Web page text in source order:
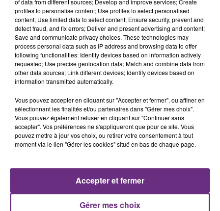
nucléaire ardennaise est à l'arrêt. Une situation
justifiée par la sécheresse intense qui est toujours
présente.
10h16
LE MAGASIN JOUÉCLUB DE REIMS FERME
SES PORTES
C'était l'une des institutions du centre-ville
rémois. Le magasin JouéClub est contraint de
fermer ses portes.
TITRES DIFFUSÉS
22h11
22h11
of data from different sources; Develop and improve services; Create
profiles to personalise content; Use profiles to select personalised
content; Use limited data to select content; Ensure security, prevent and
detect fraud, and fix errors; Deliver and present advertising and content;
Save and communicate privacy choices. These technologies may
process personal data such as IP address and browsing data to offer
following functionalities: Identify devices based on information actively
requested; Use precise geolocation data; Match and combine data from
other data sources; Link different devices; Identify devices based on
information transmitted automatically.
Vous pouvez accepter en cliquant sur "Accepter et fermer", ou affiner en
sélectionnant les finalités et/ou partenaires dans "Gérer mes choix".
Vous pouvez également refuser en cliquant sur "Continuer sans
accepter". Vos préférences ne s'appliqueront que pour ce site. Vous
pouvez mettre à jour vos choix, ou retirer votre consentement à tout
moment via le lien "Gérer les cookies" situé en bas de chaque page.
Gérer mes choix
Accepter et fermer